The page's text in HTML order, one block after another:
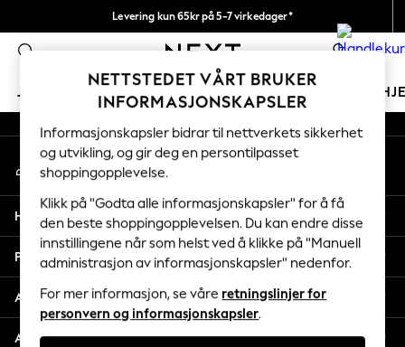
Levering kun 65kr på 5-7 virkedager*
Vi betaler alle tollavgifter 0
JENTER GUTTER BABY KVINNER
GIRLS
New In
50 - 92cm
98 - 110cm
116 - 134cm
140 - 174cm
Trending: Top & Short Sets
Trending: Clogs
Toy Story
THE SET
An error occurred on client
Våre sosiale nettverk
Min konto
Logg inn på kontoen din
Hjelp
Personvern & Juridisk
Avdelinger
Andre tjenester
NETTSTEDET VÅRT BRUKER
INFORMASJONSKAPSLER
Informasjonskapsler bidrar til nettverkets sikkerhet
og utvikling, og gir deg en persontilpasset
shoppingopplevelse.
Klikk på "Godta alle informasjonskapsler" for å få
den beste shoppingopplevelsen. Du kan endre disse
innstillingene når som helst ved å klikke på "Manuell
administrasjon av informasjonskapsler" nedenfor.
For mer informasjon, se våre retningslinjer for
personvern og informasjonskapsler.